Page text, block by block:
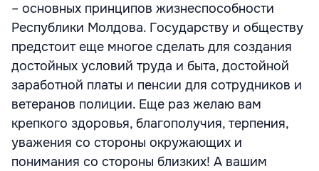
– основных принципов жизнеспособности
Республики Молдова. Государству и обществу
предстоит еще многое сделать для создания
достойных условий труда и быта, достойной
заработной платы и пенсии для сотрудников и
ветеранов полиции. Еще раз желаю вам
крепкого здоровья, благополучия, терпения,
уважения со стороны окружающих и
понимания со стороны близких! А вашим